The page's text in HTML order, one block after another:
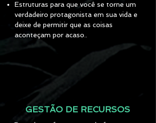
Estruturas para que você se torne um
verdadeiro protagonista em sua vida e
deixe de permitir que as coisas
aconteçam por acaso..
GESTÃO DE RECURSOS